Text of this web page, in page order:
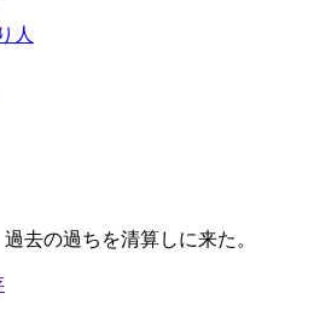
去の過ちを清算しに来た。